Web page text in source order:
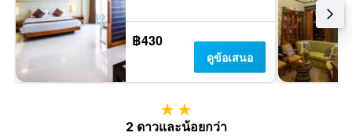
฿430
ดูข้อเสนอ
2 ดาว
2 ดาวและน้อยกว่า